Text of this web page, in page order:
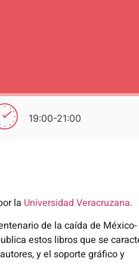
19:00-21:00
la Universidad Veracruzana.
de la caída de México-
estos libros que se
y el soporte gráfico y